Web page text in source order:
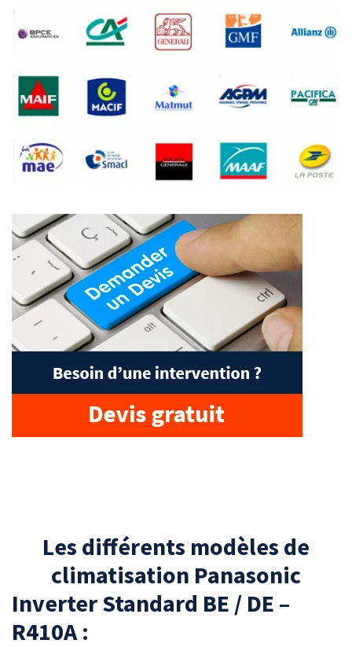
Les différents modèles de
climatisation Panasonic
Inverter Standard BE / DE –
R410A :